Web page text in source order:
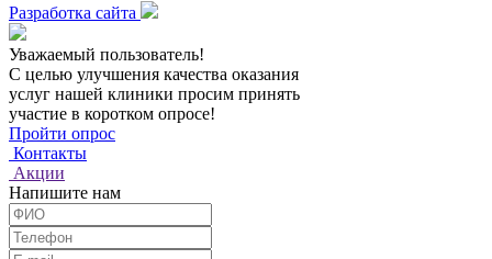
Разработка сайта
Уважаемый пользователь!
С целью улучшения качества оказания
услуг нашей клиники просим принять
участие в коротком опросе!
Пройти опрос
Контакты
Акции
Напишите нам